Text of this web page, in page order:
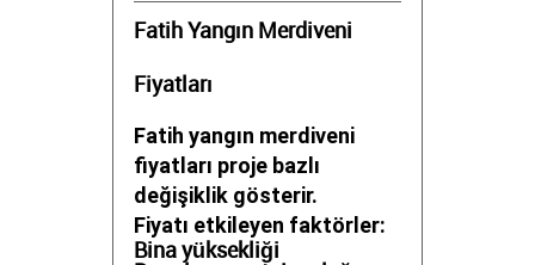
Fatih Yangın Merdiveni
Fiyatları
Fatih yangın merdiveni
fiyatları proje bazlı
değişiklik gösterir.
Fiyatı etkileyen faktörler:
Bina yüksekliği